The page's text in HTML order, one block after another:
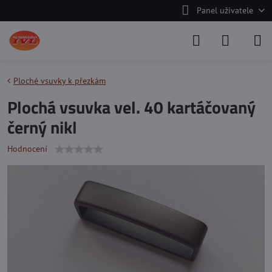
Panel uživatele
Ploché vsuvky k přezkám
Plochá vsuvka vel. 40 kartáčovaný
černý nikl
Hodnocení